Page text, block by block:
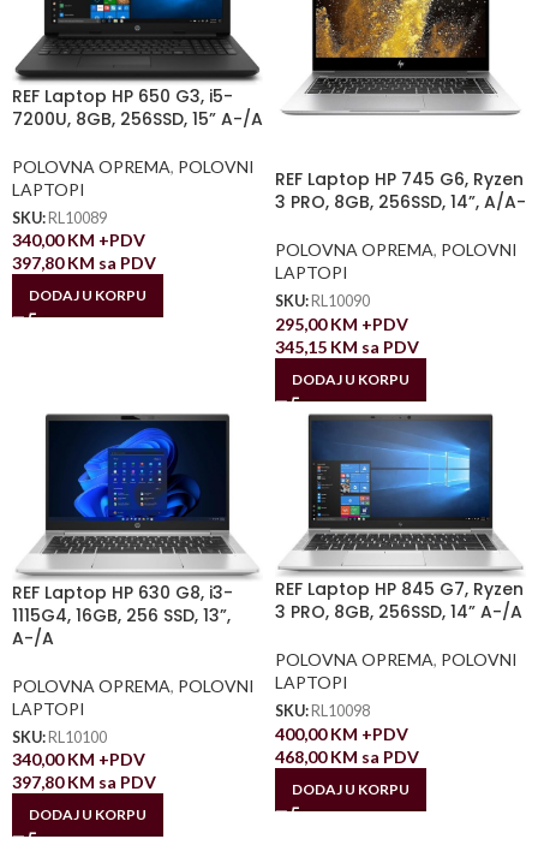
REF Laptop HP 650 G3, i5-
7200U, 8GB, 256SSD, 15” A-/A
POLOVNA OPREMA, POLOVNI
LAPTOPI
SKU: RL10089
340,00KM +PDV
397,80KM sa PDV
DODAJ U KORPU
REF Laptop HP 745 G6, Ryzen
3 PRO, 8GB, 256SSD, 14”, A/A-
POLOVNA OPREMA, POLOVNI
LAPTOPI
SKU: RL10090
295,00KM +PDV
345,15 KM sa PDV
DODAJ U KORPU
REF Laptop HP 630 G8, i3-
1115G4, 16GB, 256 SSD, 13”,
A-/A
POLOVNA OPREMA, POLOVNI
LAPTOPI
SKU: RL10100
340,00KM +PDV
397,80KM sa PDV
DODAJ U KORPU
REF Laptop HP 845 G7, Ryzen
3 PRO, 8GB, 256SSD, 14” A-/A
POLOVNA OPREMA, POLOVNI
LAPTOPI
SKU: RL10098
400,00KM +PDV
468,00KM sa PDV
DODAJ U KORPU